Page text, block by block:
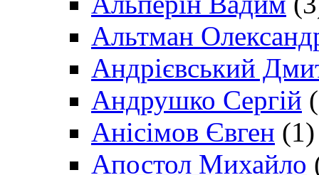
Альтман
Андрієвський
Андрушко Сергій
Анісімов Євген (1)
Апостол Михайло